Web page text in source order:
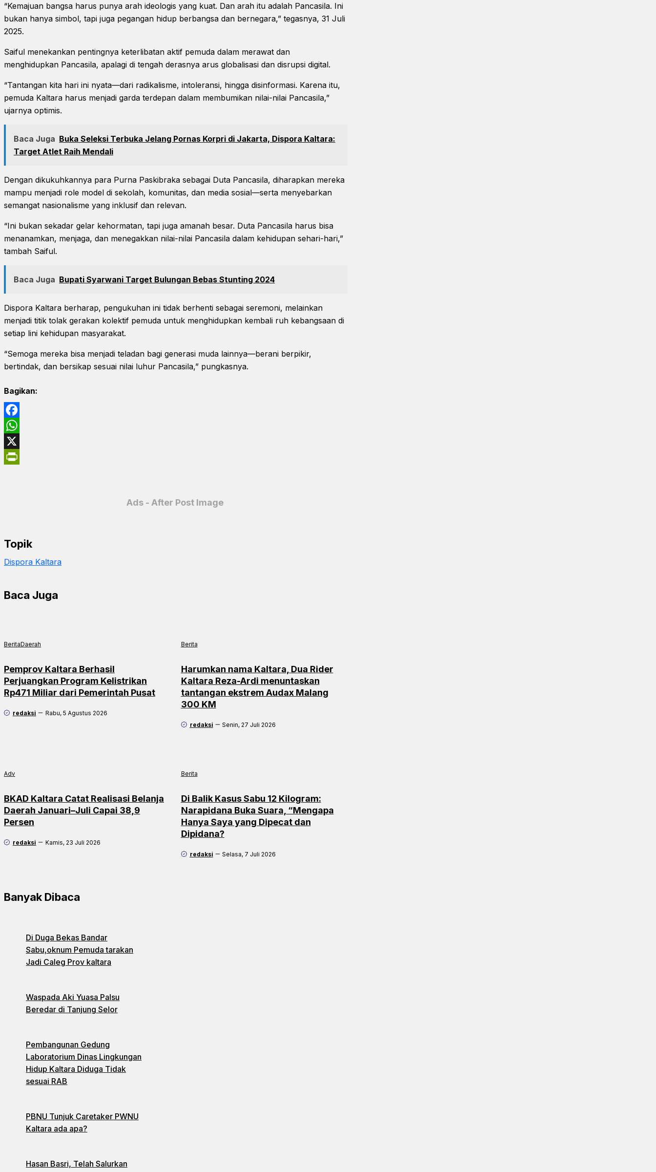
“Kemajuan bangsa harus punya arah ideologis yang kuat. Dan arah itu adalah Pancasila. Ini
bukan hanya simbol, tapi juga pegangan hidup berbangsa dan bernegara,” tegasnya, 31 Juli
2025.
Saiful menekankan pentingnya keterlibatan aktif pemuda dalam merawat dan
menghidupkan Pancasila, apalagi di tengah derasnya arus globalisasi dan disrupsi digital.
“Tantangan kita hari ini nyata—dari radikalisme, intoleransi, hingga disinformasi. Karena itu,
pemuda Kaltara harus menjadi garda terdepan dalam membumikan nilai-nilai Pancasila,”
ujarnya optimis.
Baca Juga Buka Seleksi Terbuka Jelang Pornas Korpri di Jakarta, Dispora Kaltara:
Target Atlet Raih Mendali
Dengan dikukuhkannya para Purna Paskibraka sebagai Duta Pancasila, diharapkan mereka
mampu menjadi role model di sekolah, komunitas, dan media sosial—serta menyebarkan
semangat nasionalisme yang inklusif dan relevan.
“Ini bukan sekadar gelar kehormatan, tapi juga amanah besar. Duta Pancasila harus bisa
menanamkan, menjaga, dan menegakkan nilai-nilai Pancasila dalam kehidupan sehari-hari,”
tambah Saiful.
Baca Juga Bupati Syarwani Target Bulungan Bebas Stunting 2024
Dispora Kaltara berharap, pengukuhan ini tidak berhenti sebagai seremoni, melainkan
menjadi titik tolak gerakan kolektif pemuda untuk menghidupkan kembali ruh kebangsaan di
setiap lini kehidupan masyarakat.
“Semoga mereka bisa menjadi teladan bagi generasi muda lainnya—berani berpikir,
bertindak, dan bersikap sesuai nilai luhur Pancasila,” pungkasnya.
Bagikan:
Facebook
WhatsApp
X
Ads - After Post Image
Topik
Dispora Kaltara
Baca Juga
BeritaDaerah
Pemprov Kaltara Berhasil
Perjuangkan Program Kelistrikan
Rp471 Miliar dari Pemerintah Pusat
redaksi Rabu, 5 Agustus 2026
Berita
Harumkan nama Kaltara, Dua Rider
Kaltara Reza-Ardi menuntaskan
tantangan ekstrem Audax Malang
300 KM
redaksi Senin, 27 Juli 2026
Adv
BKAD Kaltara Catat Realisasi Belanja
Daerah Januari–Juli Capai 38,9
Persen
redaksi Kamis, 23 Juli 2026
Berita
Di Balik Kasus Sabu 12 Kilogram:
Narapidana Buka Suara, “Mengapa
Hanya Saya yang Dipecat dan
Dipidana?
redaksi Selasa, 7 Juli 2026
Banyak Dibaca
Di Duga Bekas Bandar
Sabu,oknum Pemuda tarakan
Jadi Caleg Prov kaltara
Waspada Aki Yuasa Palsu
Beredar di Tanjung Selor
Pembangunan Gedung
Laboratorium Dinas Lingkungan
Hidup Kaltara Diduga Tidak
sesuai RAB
PBNU Tunjuk Caretaker PWNU
Kaltara ada apa?
Hasan Basri, Telah Salurkan